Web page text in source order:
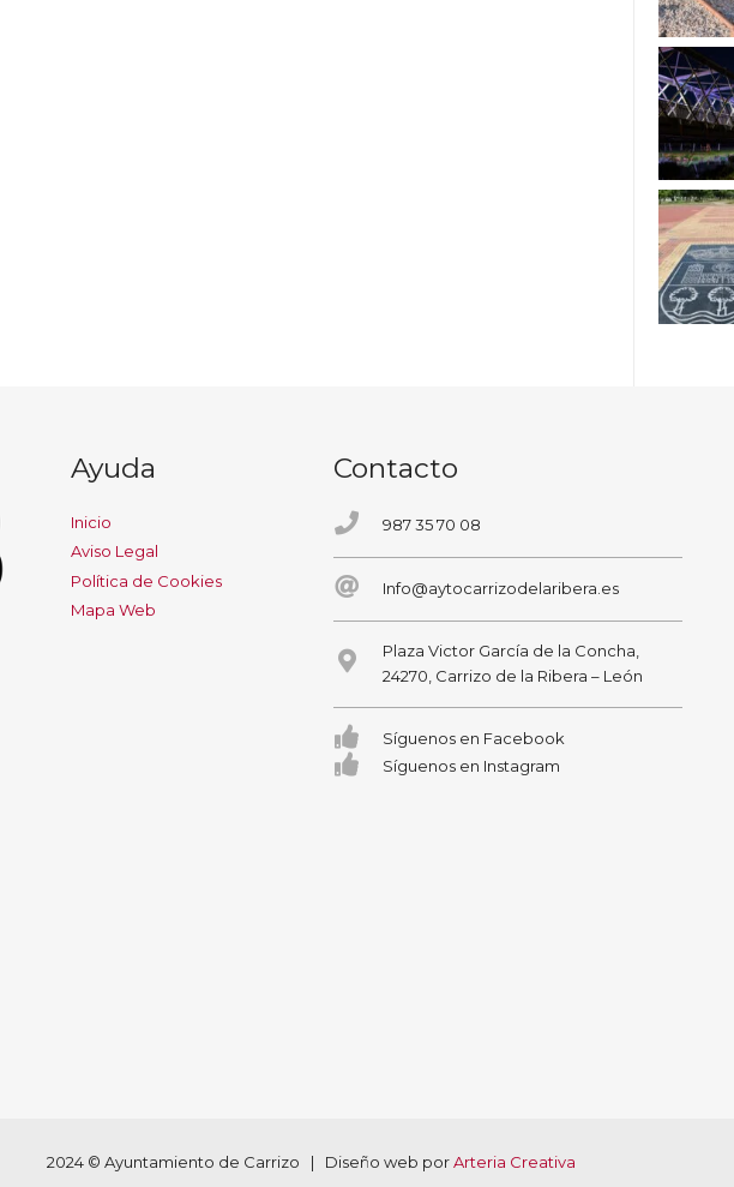
Ayuda
Inicio
Aviso Legal
Política de Cookies
Mapa Web
Contacto
987 35 70 08
Info@aytocarrizodelaribera.es
Plaza Victor García de la Concha,
24270, Carrizo de la Ribera – León
Síguenos en Facebook
Síguenos en Instagram
2024 © Ayuntamiento de Carrizo | Diseño web porArteria Creativa